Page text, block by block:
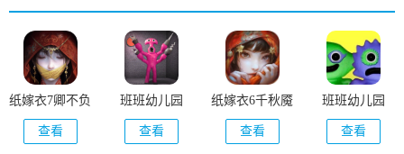
纸嫁衣7卿不负
查看
班班幼儿园
7(Pink Monster
Life Challenge 7)
查看
纸嫁衣6千秋魇
查看
班班幼儿园
6(Garten of
Banban 6)
查看